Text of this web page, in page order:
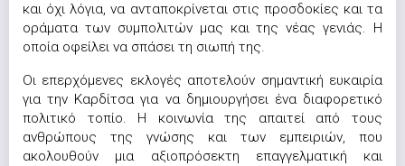
και όχι λόγια, να ανταποκρίνεται στις προσδοκίες και τα
οράματα των συμπολιτών μας και της νέας γενιάς. Η
οποία οφείλει να σπάσει τη σιωπή της.
Οι επερχόμενες εκλογές αποτελούν σημαντική ευκαιρία
για την Καρδίτσα για να δημιουργήσει ένα διαφορετικό
πολιτικό τοπίο. Η κοινωνία της απαιτεί από τους
ανθρώπους της γνώσης και των εμπειριών, που
ακολουθούν μια αξιοπρόσεκτη επαγγελματική και